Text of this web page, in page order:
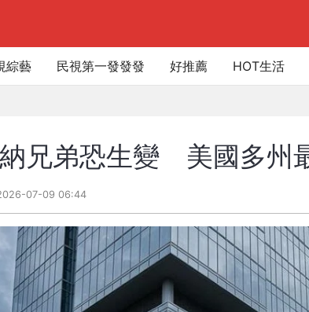
綜藝 民視第一發發發 好推薦 HOT生活
兄弟恐生變 美國多州
07-09 06:44